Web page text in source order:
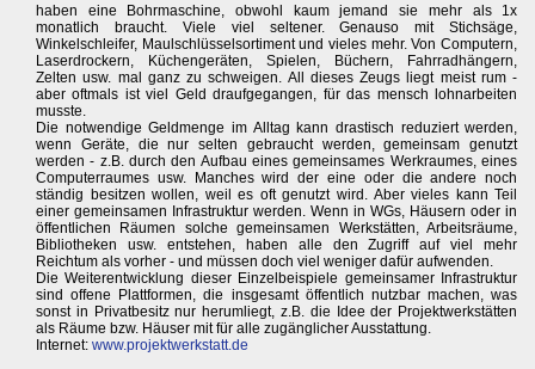
haben eine Bohrmaschine, obwohl kaum jemand sie mehr als 1x
monatlich braucht. Viele viel seltener. Genauso mit Stichsäge,
Winkelschleifer, Maulschlüsselsortiment und vieles mehr. Von Computern,
Laserdrockern, Küchengeräten, Spielen, Büchern, Fahrradhängern,
Zelten usw. mal ganz zu schweigen. All dieses Zeugs liegt meist rum -
aber oftmals ist viel Geld draufgegangen, für das mensch lohnarbeiten
musste.
Die notwendige Geldmenge im Alltag kann drastisch reduziert werden,
wenn Geräte, die nur selten gebraucht werden, gemeinsam genutzt
werden - z.B. durch den Aufbau eines gemeinsames Werkraumes, eines
Computerraumes usw. Manches wird der eine oder die andere noch
ständig besitzen wollen, weil es oft genutzt wird. Aber vieles kann Teil
einer gemeinsamen Infrastruktur werden. Wenn in WGs, Häusern oder in
öffentlichen Räumen solche gemeinsamen Werkstätten, Arbeitsräume,
Bibliotheken usw. entstehen, haben alle den Zugriff auf viel mehr
Reichtum als vorher - und müssen doch viel weniger dafür aufwenden.
Die Weiterentwicklung dieser Einzelbeispiele gemeinsamer Infrastruktur
sind offene Plattformen, die insgesamt öffentlich nutzbar machen, was
sonst in Privatbesitz nur herumliegt, z.B. die Idee der Projektwerkstätten
als Räume bzw. Häuser mit für alle zugänglicher Ausstattung.
Internet: www.projektwerkstatt.de